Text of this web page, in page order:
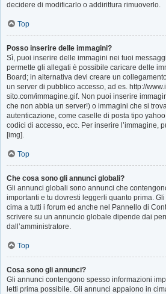
decidere di modificarlo o addirittura rimuoverlo.
Top
Posso inserire delle immagini?
Sì, puoi inserire delle immagini nei tuoi
permette gli allegati è possibile caricare delle
Board; in alternativa devi creare un
un server di pubblico accesso, ad es. http://
sito.com/immagine.gif. Non puoi inserire
che non abbia un server!) o immagini che si
autenticazione, come caselle di posta tipo
codici di accesso, ecc. Per inserire l’immagine,
[img].
Top
Che cosa sono gli annunci globali?
Gli annunci globali sono annunci che
importanti e tu dovresti leggerli quanto prima.
cima a tutti i forum ed anche nel Pannello di
scrivere su un annuncio globale dipende dai
dall’amministratore.
Top
Cosa sono gli annunci?
Gli annunci contengono spesso informazioni
letti prima possibile. Gli annunci appaiono in